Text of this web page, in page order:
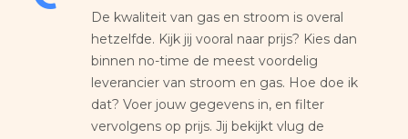
De kwaliteit van gas en stroom is overal
hetzelfde. Kijk jij vooral naar prijs? Kies dan
binnen no-time de meest voordelig
leverancier van stroom en gas. Hoe doe ik
dat? Voer jouw gegevens in, en filter
vervolgens op prijs. Jij bekijkt vlug de